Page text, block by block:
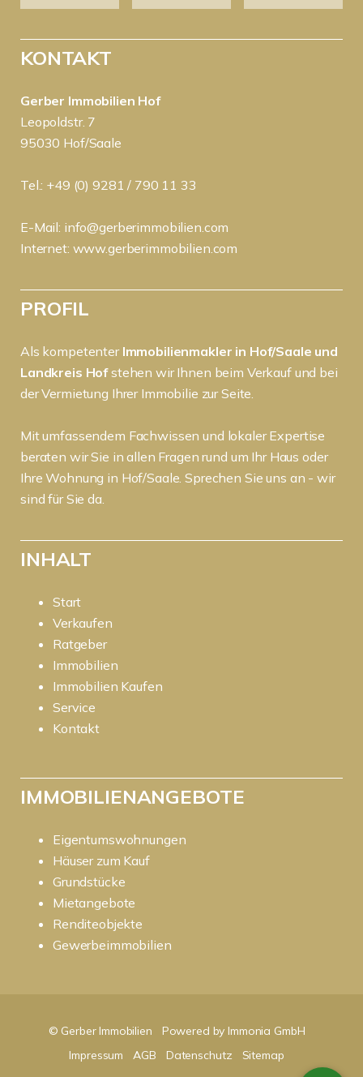
KONTAKT
Gerber Immobilien Hof
Leopoldstr. 7
95030 Hof/Saale
Tel.: +49 (0) 9281 / 790 11 33
E-Mail: info@gerberimmobilien.com
Internet: www.gerberimmobilien.com
PROFIL
Als kompetenter Immobilienmakler in Hof/Saale und
Landkreis Hofstehen wir Ihnen beim Verkauf und bei
der Vermietung Ihrer Immobilie zur Seite.
Mit umfassendem Fachwissen und lokaler Expertise
beraten wir Sie in allen Fragen rund um Ihr Haus oder
Ihre Wohnung in Hof/Saale. Sprechen Sie uns an - wir
sind für Sie da.
INHALT
Start
Verkaufen
Ratgeber
Immobilien
Immobilien Kaufen
Service
Kontakt
IMMOBILIENANGEBOTE
Eigentumswohnungen
Häuser zum Kauf
Grundstücke
Mietangebote
Renditeobjekte
Gewerbeimmobilien
© Gerber Immobilien
Powered by Immonia GmbH
Impressum
AGB Datenschutz Sitemap